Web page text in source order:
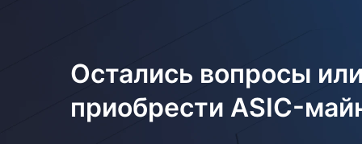
Остались вопросы
приобрести ASIC-